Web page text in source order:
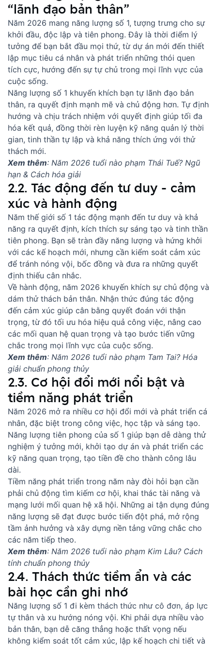
“lãnh đạo bản thân”
Năm 2026 mang năng lượng số 1, tượng trưng cho sự
khởi đầu, độc lập và tiên phong. Đây là thời điểm lý
tưởng để bạn bắt đầu mọi thứ, từ dự án mới đến thiết
lập mục tiêu cá nhân và phát triển những thói quen
tích cực, hướng đến sự tự chủ trong mọi lĩnh vực của
cuộc sống.
Năng lượng số 1 khuyến khích bạn tự lãnh đạo bản
thân, ra quyết định mạnh mẽ và chủ động hơn. Tự định
hướng và chịu trách nhiệm với quyết định giúp tối đa
hóa kết quả, đồng thời rèn luyện kỹ năng quản lý thời
gian, tinh thần tự lập và khả năng thích ứng với thử
thách mới.
Xem thêm: Năm 2026 tuổi nào phạm Thái Tuế? Ngũ
hạn & Cách hóa giải
2.2. Tác động đến tư duy - cảm
xúc và hành động
Năm thế giới số 1 tác động mạnh đến tư duy và khả
năng ra quyết định, kích thích sự sáng tạo và tinh thần
tiên phong. Bạn sẽ tràn đầy năng lượng và hứng khởi
với các kế hoạch mới, nhưng cần kiểm soát cảm xúc
để tránh nóng vội, bốc đồng và đưa ra những quyết
định thiếu cân nhắc.
Về hành động, năm 2026 khuyến khích sự chủ động và
dám thử thách bản thân. Nhận thức đúng tác động
đến cảm xúc giúp cân bằng quyết đoán với thận
trọng, từ đó tối ưu hóa hiệu quả công việc, nâng cao
các mối quan hệ quan trọng và tạo bước tiến vững
chắc trong mọi lĩnh vực của cuộc sống.
Xem thêm: Năm 2026 tuổi nào phạm Tam Tai? Hóa
giải chuẩn phong thủy
2.3. Cơ hội đổi mới nổi bật và
tiềm năng phát triển
Năm 2026 mở ra nhiều cơ hội đổi mới và phát triển cá
nhân, đặc biệt trong công việc, học tập và sáng tạo.
Năng lượng tiên phong của số 1 giúp bạn dễ dàng thử
nghiệm ý tưởng mới, khởi tạo dự án và phát triển các
kỹ năng quan trọng, tạo tiền đề cho thành công lâu
dài.
Tiềm năng phát triển trong năm này đòi hỏi bạn cần
phải chủ động tìm kiếm cơ hội, khai thác tài năng và
mạng lưới mối quan hệ xã hội. Những ai tận dụng đúng
năng lượng sẽ đạt được bước tiến đột phá, mở rộng
tầm ảnh hưởng và xây dựng nền tảng vững chắc cho
các năm tiếp theo.
Xem thêm: Năm 2026 tuổi nào phạm Kim Lâu? Cách
tính chuẩn phong thủy
2.4. Thách thức tiềm ẩn và các
bài học cần ghi nhớ
Năng lượng số 1 đi kèm thách thức như cô đơn, áp lực
tự thân và xu hướng nóng vội. Khi phải dựa nhiều vào
bản thân, bạn dễ căng thẳng hoặc thất vọng nếu
không kiểm soát tốt cảm xúc, lập kế hoạch chi tiết và